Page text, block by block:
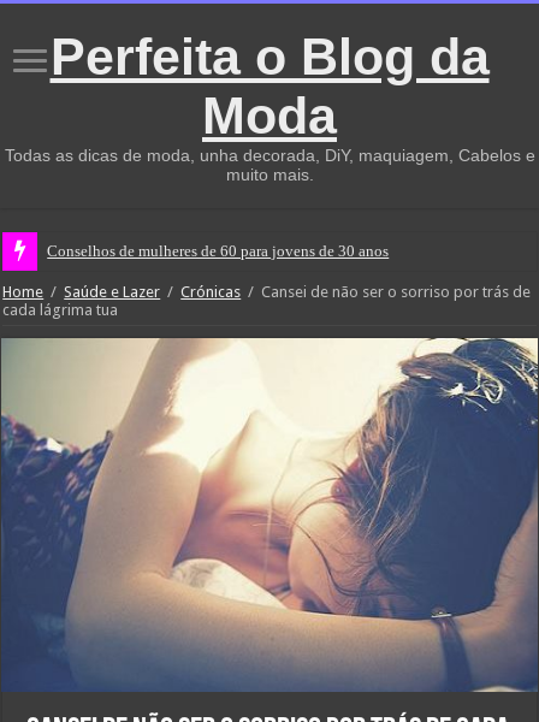
Perfeita o Blog da
Moda
Todas as dicas de moda, unha decorada, DiY, maquiagem, Cabelos e
muito mais.
Conselhos de mulheres de 60 para jovens de 30 anos
Home / Saúde e Lazer / Crónicas / Cansei de não ser o sorriso por trás de
cada lágrima tua